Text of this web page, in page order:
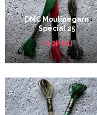
DMC Moulinegarn
Spécial 25
SHOP NU